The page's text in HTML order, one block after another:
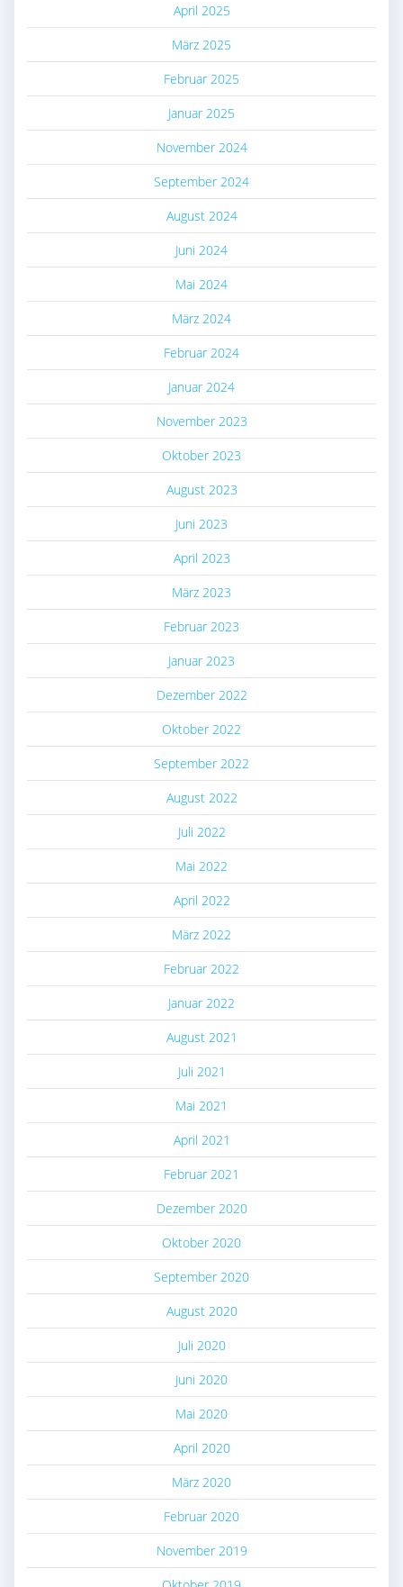
April 2025
März 2025
Februar 2025
Januar 2025
November 2024
September 2024
August 2024
Juni 2024
Mai 2024
März 2024
Februar 2024
Januar 2024
November 2023
Oktober 2023
August 2023
Juni 2023
April 2023
März 2023
Februar 2023
Januar 2023
Dezember 2022
Oktober 2022
September 2022
August 2022
Juli 2022
Mai 2022
April 2022
März 2022
Februar 2022
Januar 2022
August 2021
Juli 2021
Mai 2021
April 2021
Februar 2021
Dezember 2020
Oktober 2020
September 2020
August 2020
Juli 2020
Juni 2020
Mai 2020
April 2020
März 2020
Februar 2020
November 2019